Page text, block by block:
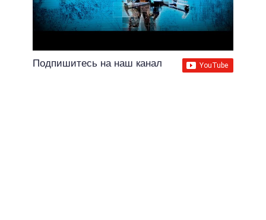
Подпишитесь на наш канал